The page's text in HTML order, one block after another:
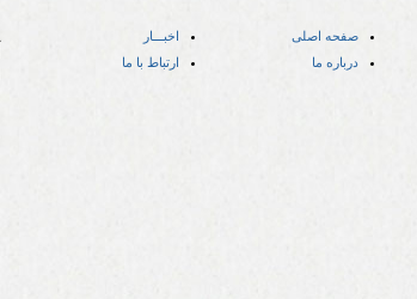
صفحه اصلی
اخبـــار
درباره ما
ارتباط با ما